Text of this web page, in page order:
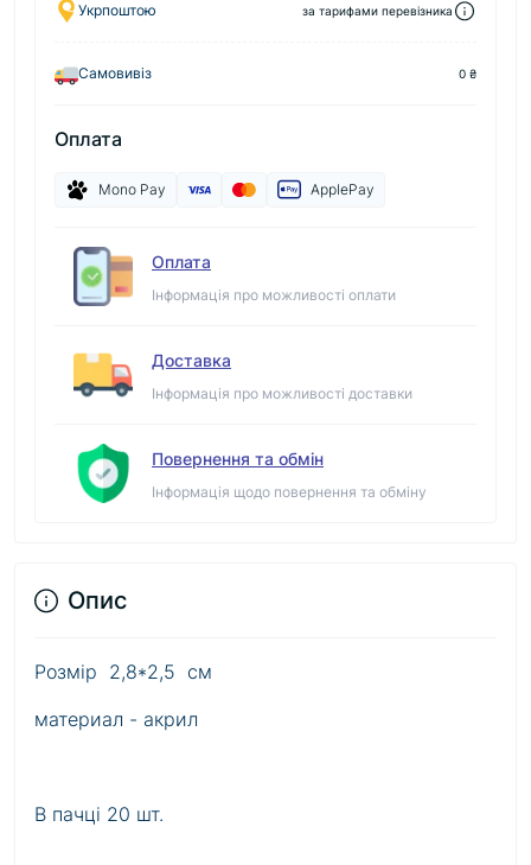
Укрпоштою за тарифами перевізника
Самовивіз 0 ₴
Оплата
Mono Pay ApplePay
Оплата
Інформація про можливості оплати
Доставка
Інформація про можливості доставки
Повернення та обмін
Інформація щодо повернення та обміну
Опис
Розмір 2,8*2,5 см
материал - акрил
В пачці 20 шт.